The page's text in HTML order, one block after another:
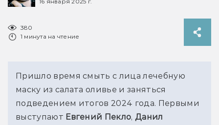
380
1 минута на чтение
Пришло время смыть с лица лечебную
маску из салата оливье и заняться
подведением итогов 2024 года. Первыми
выступают Евгений Пекло, Данил